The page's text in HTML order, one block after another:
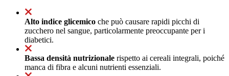
Alto indice glicemico che può causare rapidi picchi di
zucchero nel sangue, particolarmente preoccupante per i
diabetici.
Bassa densità nutrizionale rispetto ai cereali integrali, poiché
manca di fibra e alcuni nutrienti essenziali.